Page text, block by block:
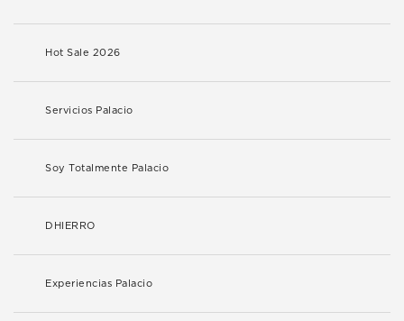
Hot Sale 2026
Servicios Palacio
Soy Totalmente Palacio
DHIERRO
Experiencias Palacio